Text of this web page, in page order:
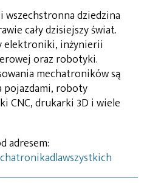
dziedzina
cały dzisiejszy świat.
elektroniki, inżynierii
oraz robotyki.
mechatroników są
pojazdami, roboty
CNC, drukarki 3D i wiele
adresem: